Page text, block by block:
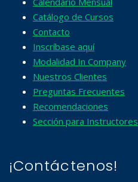
Catálogo de Cursos
Contacto
Inscríbase aquí
Modalidad In Company
Nuestros Clientes
Preguntas Frecuentes
Recomendaciones
Sección para Instructores
¡Contáctenos!